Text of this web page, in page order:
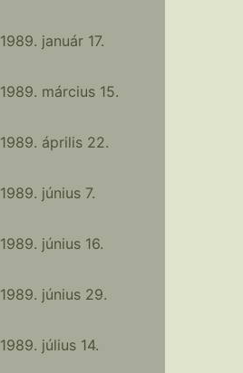
1989. január 17.
1989. március 15.
1989. április 22.
1989. június 7.
1989. június 16.
1989. június 29.
1989. július 14.